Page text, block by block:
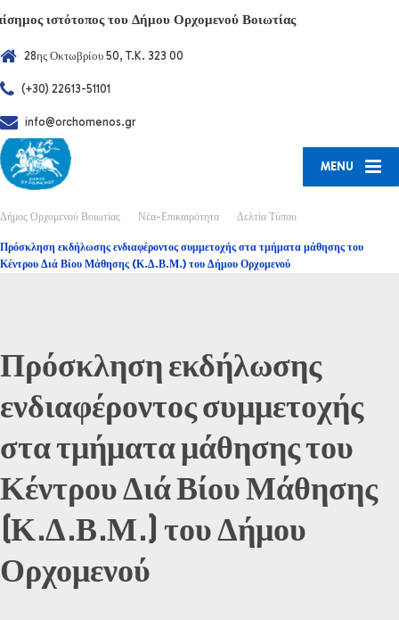
ιστότοπος του Δήμου Ορχομενού Βοιωτίας
28ης Οκτωβρίου 50, T.K. 323 00
(+30) 22613-51101
info@orchomenos.gr
MENU
Δήμος Ορχομενού Βοιωτίας Νέα-Επικαιρότητα Δελτία Τύπου
Πρόσκληση εκδήλωσης ενδιαφέροντος συμμετοχής στα τμήματα μάθησης του
Κέντρου Διά Βίου Μάθησης (Κ.Δ.Β.Μ.) του Δήμου Ορχομενού
Πρόσκληση εκδήλωσης
ενδιαφέροντος συμμετοχής
στα τμήματα μάθησης του
Κέντρου Διά Βίου Μάθησης
(Κ.Δ.Β.Μ.) του Δήμου
Ορχομενού